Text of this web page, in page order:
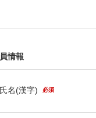
情報
名(漢字) 必須